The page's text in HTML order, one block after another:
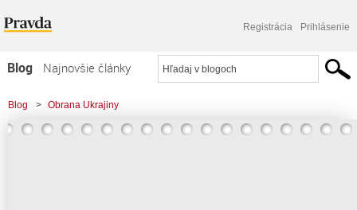
Registrácia Prihlásenie
Blog
Najnovšie články
Najčítanejšie články
Najkomentovanejšie články
Blog > Obrana Ukrajiny